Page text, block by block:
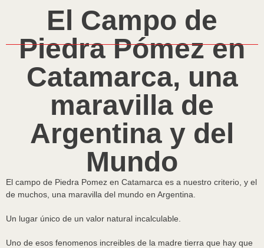
El Campo de
Piedra Pómez en
Catamarca, una
maravilla de
Argentina y del
Mundo
El campo de Piedra Pomez en Catamarca es a nuestro criterio, y el
de muchos, una maravilla del mundo en Argentina.
Un lugar único de un valor natural incalculable.
Uno de esos fenomenos increibles de la madre tierra que hay que